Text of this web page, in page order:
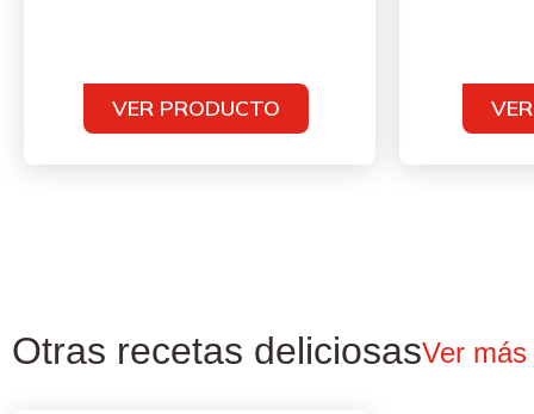
VER PRODUCTO
Otras recetas deliciosasVer más